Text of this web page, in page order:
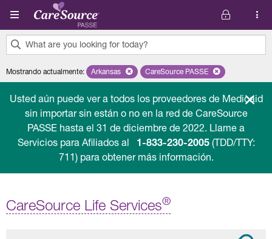
Pasar al contenido principal
What are you looking for today?
results
Mostrando actualmente: Remove selected state 'Arkansas'
Arkansas Remove selected plan
CareSource PASSE
Usted aún puede ver a todos los proveedores de Medicaid
sin importar sin están o no en la red de CareSource
PASSE hasta el 31 de diciembre de 2022. Llame a
Servicios para Afiliados al 1-833-230-2005(TDD/TTY:
711) para obtener más información.
CareSource Life Services®